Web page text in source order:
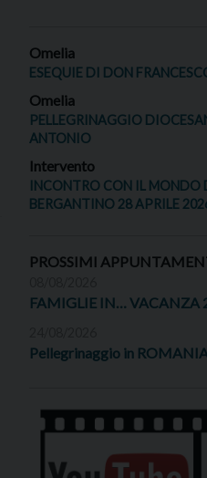
Omelia
ESEQUIE DI DON
Omelia
PELLEGRINAGGIO
ANTONIO
Intervento
INCONTRO CON IL MONDO
BERGANTINO 28 APRILE
PROSSIMI
FAMIGLIE IN… VACANZA
Pellegrinaggio in